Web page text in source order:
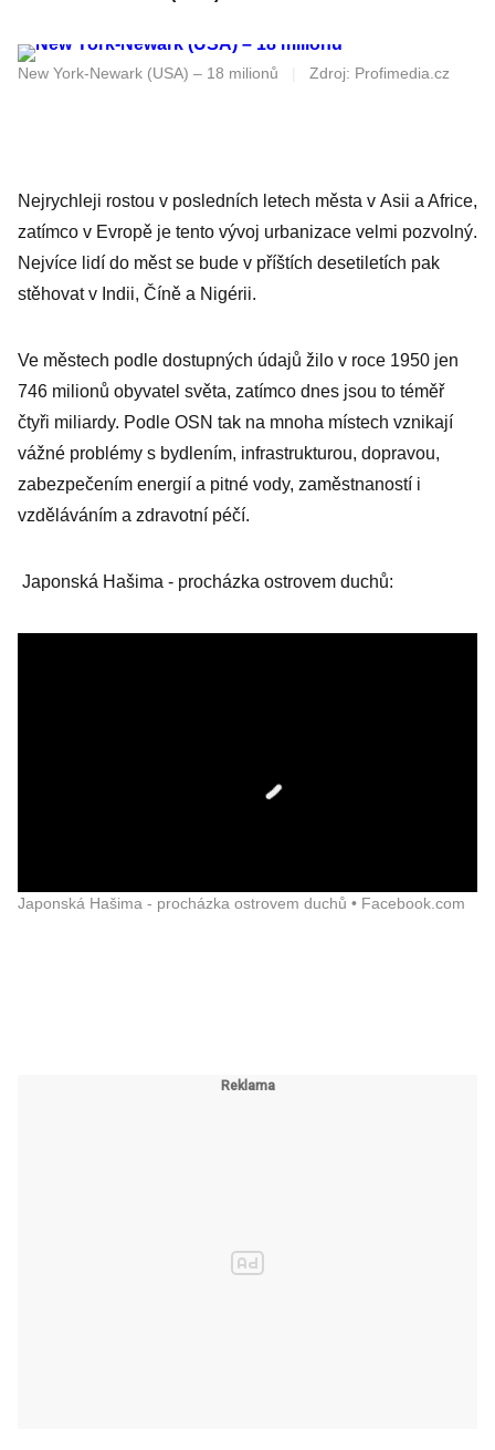
New York-Newark (USA) – 18 milionů Zdroj: Profimedia.cz
Nejrychleji rostou v posledních letech města v Asii a Africe,
zatímco v Evropě je tento vývoj urbanizace velmi pozvolný.
Nejvíce lidí do měst se bude v příštích desetiletích pak
stěhovat v Indii, Číně a Nigérii.
Ve městech podle dostupných údajů žilo v roce 1950 jen
746 milionů obyvatel světa, zatímco dnes jsou to téměř
čtyři miliardy. Podle OSN tak na mnoha místech vznikají
vážné problémy s bydlením, infrastrukturou, dopravou,
zabezpečením energií a pitné vody, zaměstnaností i
vzděláváním a zdravotní péčí.
Japonská Hašima - procházka ostrovem duchů:
Japonská Hašima - procházka ostrovem duchů • Facebook.com